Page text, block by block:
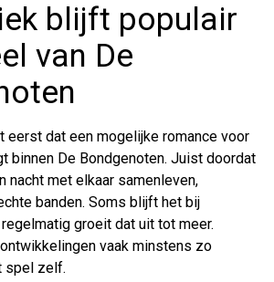
blijft populair
van De
eerst dat een mogelijke romance voor
binnen De Bondgenoten. Juist doordat
nacht met elkaar samenleven,
banden. Soms blijft het bij
groeit dat uit tot meer.
vaak minstens zo
spel zelf.